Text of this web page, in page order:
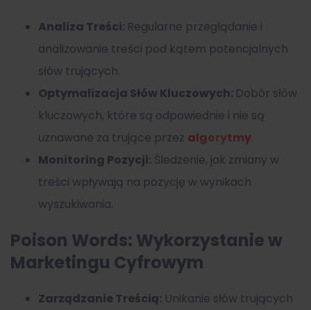
Analiza Treści: Regularne przeglądanie i
analizowanie treści pod kątem potencjalnych
słów trujących.
Optymalizacja Słów Kluczowych: Dobór słów
kluczowych, które są odpowiednie i nie są
uznawane za trujące przez algorytmy.
Monitoring Pozycji: Śledzenie, jak zmiany w
treści wpływają na pozycję w wynikach
wyszukiwania.
Poison Words: Wykorzystanie w
Marketingu Cyfrowym
Zarządzanie Treścią: Unikanie słów trujących